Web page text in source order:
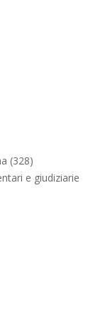
(328)
e giudiziarie